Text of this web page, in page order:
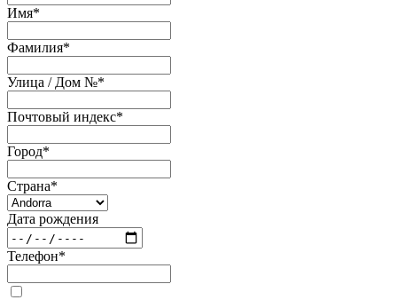
Имя*
Фамилия*
Улица / Дом №*
Почтовый индекс*
Город*
Страна*
Дата рождения
Телефон*